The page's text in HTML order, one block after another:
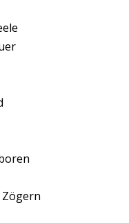
Zögern